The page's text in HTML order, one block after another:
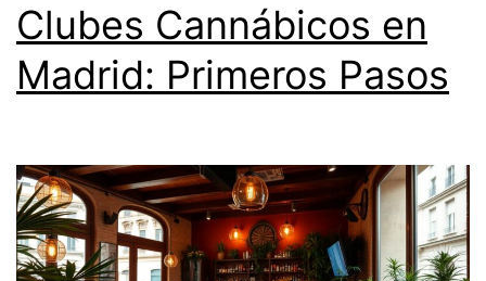
Clubes Cannábicos en
Madrid: Primeros Pasos